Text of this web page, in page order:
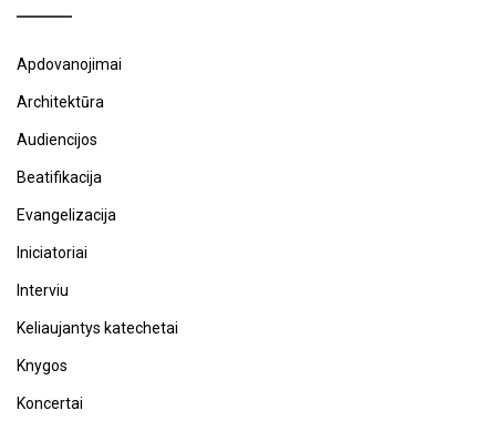
Apdovanojimai
Architektūra
Audiencijos
Beatifikacija
Evangelizacija
Iniciatoriai
Interviu
Keliaujantys katechetai
Knygos
Koncertai